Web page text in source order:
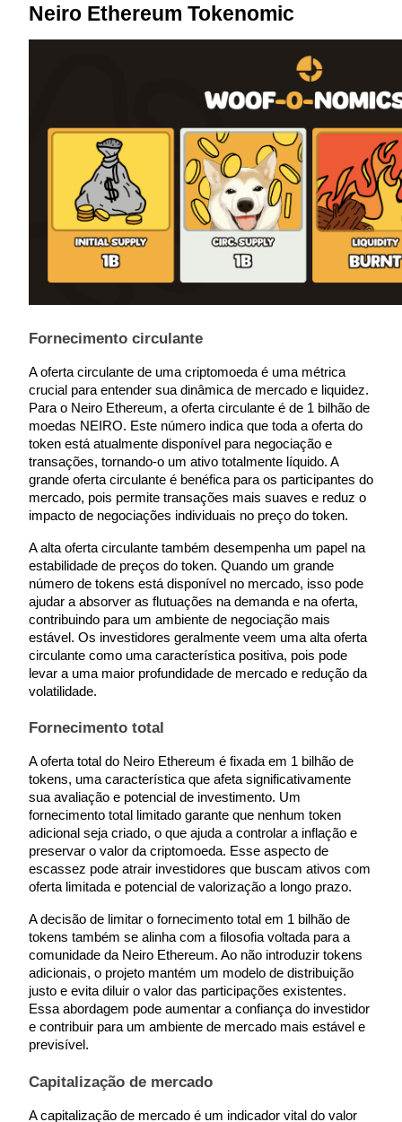
Informação
Análise de big data, incluindo informações comerciais, etc.
Guia para iniciantes em futuros
Estratégias de negociação
Aprenda como se manter lucrativo
Ganhar
Porquinho poderoso
Ganhe recompensas competitivas diariamente
Neiro Ethereum Tokenomic
Fornecimento circulante
A oferta circulante de uma criptomoeda é uma métrica
crucial para entender sua dinâmica de mercado e liquidez.
Para o Neiro Ethereum, a oferta circulante é de 1 bilhão de
moedas NEIRO. Este número indica que toda a oferta do
token está atualmente disponível para negociação e
transações, tornando-o um ativo totalmente líquido. A
grande oferta circulante é benéfica para os participantes do
mercado, pois permite transações mais suaves e reduz o
impacto de negociações individuais no preço do token.
A alta oferta circulante também desempenha um papel na
estabilidade de preços do token. Quando um grande
número de tokens está disponível no mercado, isso pode
ajudar a absorver as flutuações na demanda e na oferta,
contribuindo para um ambiente de negociação mais
estável. Os investidores geralmente veem uma alta oferta
circulante como uma característica positiva, pois pode
levar a uma maior profundidade de mercado e redução da
volatilidade.
Fornecimento total
A oferta total do Neiro Ethereum é fixada em 1 bilhão de
tokens, uma característica que afeta significativamente
sua avaliação e potencial de investimento. Um
fornecimento total limitado garante que nenhum token
adicional seja criado, o que ajuda a controlar a inflação e
preservar o valor da criptomoeda. Esse aspecto de
escassez pode atrair investidores que buscam ativos com
oferta limitada e potencial de valorização a longo prazo.
A decisão de limitar o fornecimento total em 1 bilhão de
tokens também se alinha com a filosofia voltada para a
comunidade da Neiro Ethereum. Ao não introduzir tokens
adicionais, o projeto mantém um modelo de distribuição
justo e evita diluir o valor das participações existentes.
Essa abordagem pode aumentar a confiança do investidor
e contribuir para um ambiente de mercado mais estável e
previsível.
Capitalização de mercado
A capitalização de mercado é um indicador vital do valor